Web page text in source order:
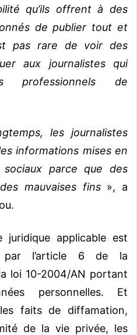
qu’ils offrent à des
de publier tout et
pas rare de voir des
aux journalistes qui
de
les journalistes
informations mises en
parce que des
mauvaises fins», a
applicable est
par l’article 6 de la
loi 10-2004/AN portant
personnelles. Et
faits de diffamation,
de la vie privée, les